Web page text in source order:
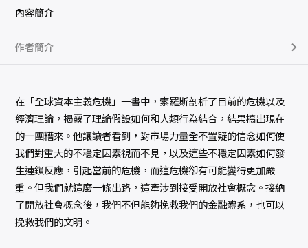
內容簡介
作者簡介
在「全球資本主義危機」一書中，索羅斯剖析了目前的危機以及
經濟理論，揭露了理論假設如何和人類行為結合，結果搞出現在
的一團糟來。他讓讀者看到，對市場力量全不置疑的信念如何使
我們對重大的不穩定因素視而不見，以及這些不穩定因素如何發
生連鎖反應，引起當前的危機，而這危機卻有可能變得更加嚴
重。但我們就這麼一條出路，這牽涉到接受開放社會概念。接納
了開放社會概念後，我們不但能夠挽救我們的金融體系，也可以
挽救我們的文明。